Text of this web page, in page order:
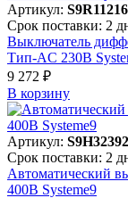
Артикул: S9R11216
Срок поставки: 2
Выключатель
Тип-AC 230В
9 272 ₽
В корзинy
Артикул: S9H32392
Срок поставки: 2
Автоматический
400В Systeme9